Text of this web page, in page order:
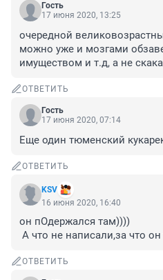
Гость
17 июня 2020, 13:25
очередной
можно уже и мозгами
имуществом и т.д, а не
ОТВЕТИТЬ
Гость
17 июня 2020, 07:14
Еще один тюменский
ОТВЕТИТЬ
KSV
16 июня 2020, 16:40
он пОдержался там))))
А что не написали,за что
ОТВЕТИТЬ